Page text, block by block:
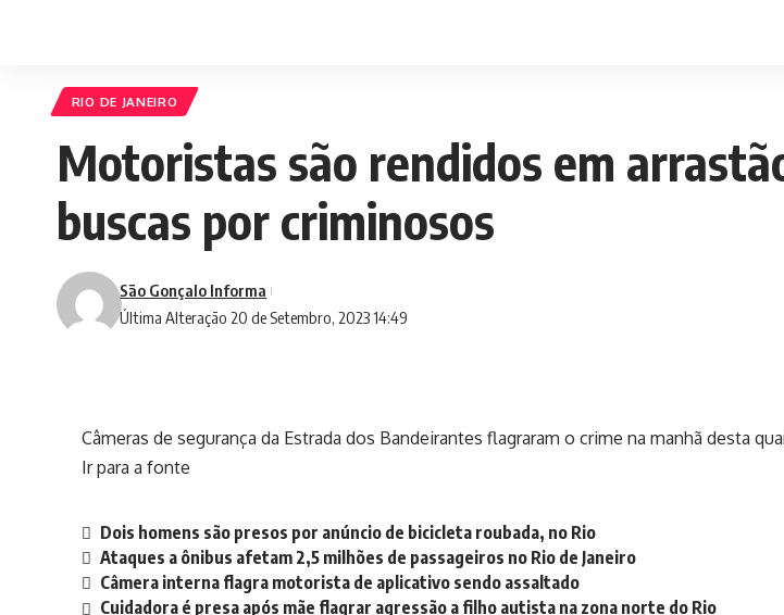
RIO DE JANEIRO
Motoristas são rendidos em
buscas por criminosos
Última Alteração 20 de Setembro, 2023 14:49
São Gonçalo Informa
Câmeras de segurança da Estrada dos Bandeirantes flagraram o crime na manhã desta
Ir para a fonte
Dois homens são presos por anúncio de bicicleta roubada, no Rio
Ataques a ônibus afetam 2,5 milhões de passageiros no Rio de Janeiro
Câmera interna flagra motorista de aplicativo sendo assaltado
Cuidadora é presa após mãe flagrar agressão a filho autista na zona norte do Rio